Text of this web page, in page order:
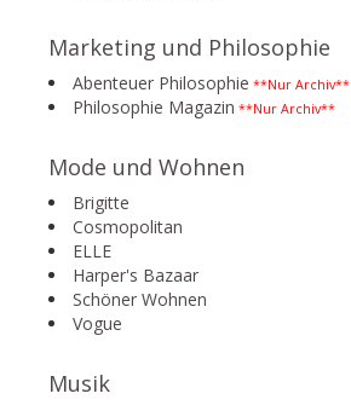
Marketing und Philosophie
Abenteuer Philosophie **Nur Archiv**
Philosophie Magazin **Nur Archiv**
Mode und Wohnen
Brigitte
Cosmopolitan
ELLE
Harper's Bazaar
Schöner Wohnen
Vogue
Musik